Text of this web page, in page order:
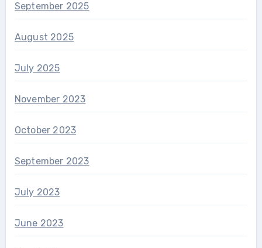
September 2025
August 2025
July 2025
November 2023
October 2023
September 2023
July 2023
June 2023